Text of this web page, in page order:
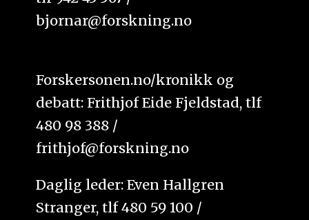
bjornar@forskning.no
Forskersonen.no/kronikk og
debatt: Frithjof Eide Fjeldstad, tlf
480 98 388 /
frithjof@forskning.no
Daglig leder: Even Hallgren
Stranger, tlf 480 59 100 /